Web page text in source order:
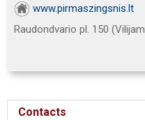
www.pirmaszingsnis.lt
Raudondvario pl. 150
Contacts